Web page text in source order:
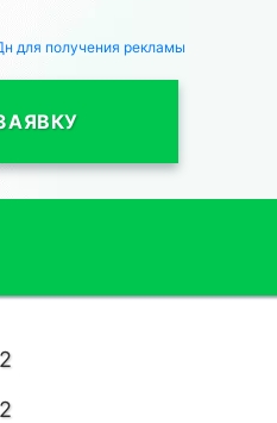
для получения рекламы